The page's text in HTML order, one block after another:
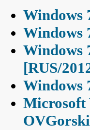
Windows
Windows
Windows
[RUS/
Windows
Microsoft